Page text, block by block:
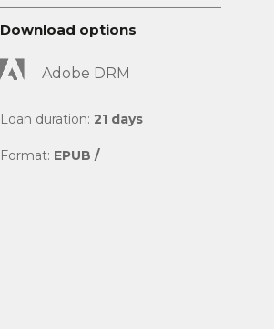
Download options
Adobe DRM
Loan duration: 21 days
Format: EPUB /